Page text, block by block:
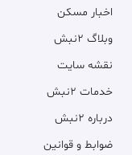
اخبار مسکن
وبلاگ ۲نبش
نقشه سایت
خدمات ۲نبش
درباره ۲نبش
ضوابط و قوانین